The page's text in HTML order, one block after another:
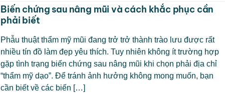
Biến chứng sau nâng mũi và cách khắc phục cần
phải biết
Phẫu thuật thẩm mỹ mũi đang trở trở thành trào lưu được rất
nhiều tín đồ làm đẹp yêu thích. Tuy nhiên không ít trường hợp
gặp tình trạng biến chứng sau nâng mũi khi chọn phải địa chỉ
“thẩm mỹ dạo”. Để tránh ảnh hưởng không mong muốn, bạn
cần biết về các biến […]